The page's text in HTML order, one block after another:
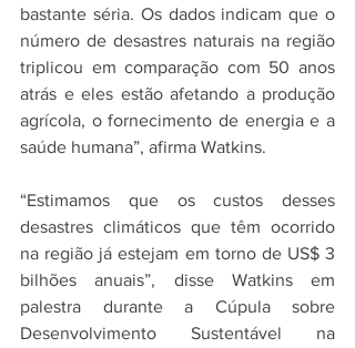
bastante séria. Os dados indicam que o
número de desastres naturais na região
triplicou em comparação com 50 anos
atrás e eles estão afetando a produção
agrícola, o fornecimento de energia e a
saúde humana”, afirma Watkins.
“Estimamos que os custos desses
desastres climáticos que têm ocorrido
na região já estejam em torno de US$ 3
bilhões anuais”, disse Watkins em
palestra durante a Cúpula sobre
Desenvolvimento Sustentável na